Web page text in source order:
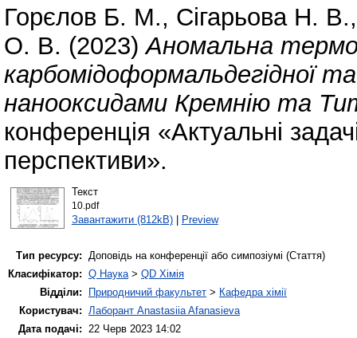
Горєлов Б. М., Сігарьова Н. В.
О. В. (2023)Аномальна
карбомідоформальдегідної
нанооксидами Кремнію та
конференція «Актуальні
перспективи».
Текст
10.pdf
Завантажити (812kB)| Preview
Тип ресурсу: Доповідь на конференції або симпозіумі (Стаття)
Класифікатор: Q Наука> QD Хімія
Відділи:
Природничий факультет > Кафедра хімії
Користувач: Лаборант Anastasiia Afanasieva
Дата подачі: 22 Черв 2023 14:02